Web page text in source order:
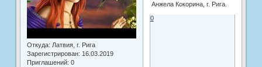
Откуда: Латвия, г. Рига
Зарегистрирован: 16.03.2019
Приглашений: 0
Анжела Кокорина, г. Рига.
0